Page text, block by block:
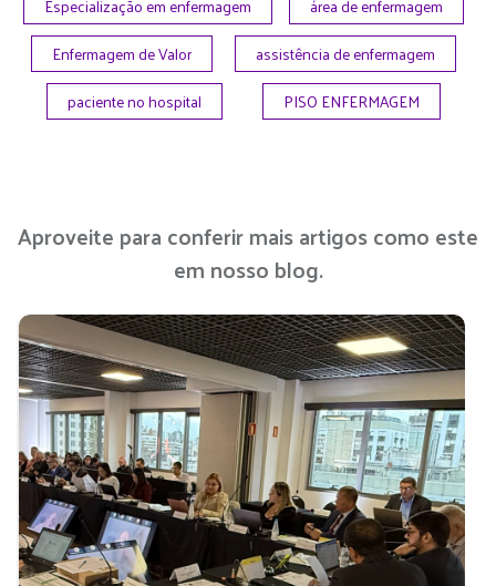
Especialização em enfermagem
área de enfermagem
Enfermagem de Valor
assistência de enfermagem
paciente no hospital
PISO ENFERMAGEM
Aproveite para conferir mais artigos como este
em nosso blog.